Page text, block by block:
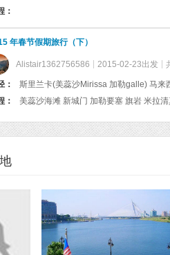
：
年春节假期旅行（下）
Alistair1362756586 2015-02-23出发
：
斯里兰卡(美蕊沙Mirissa 加勒galle) 马
：